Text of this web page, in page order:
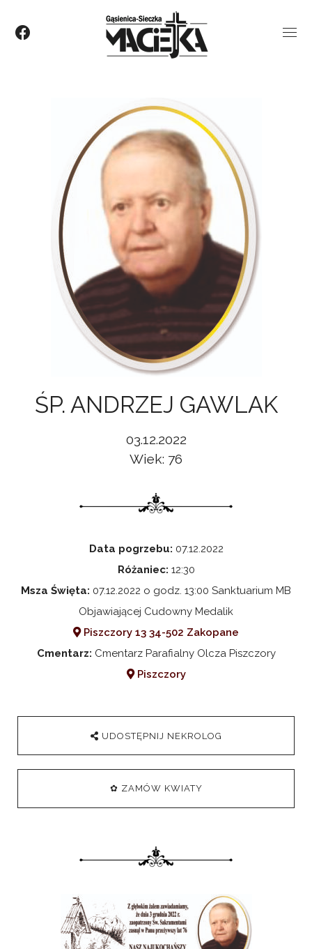
ŚP. ANDRZEJ GAWLAK
03.12.2022
Wiek: 76
Data pogrzebu: 07.12.2022
Różaniec: 12:30
Msza Święta: 07.12.2022 o godz. 13:00 Sanktuarium MB
Objawiającej Cudowny Medalik
Piszczory 13 34-502 Zakopane
Cmentarz: Cmentarz Parafialny Olcza Piszczory
Piszczory
UDOSTĘPNIJ NEKROLOG
✿ ZAMÓW KWIATY